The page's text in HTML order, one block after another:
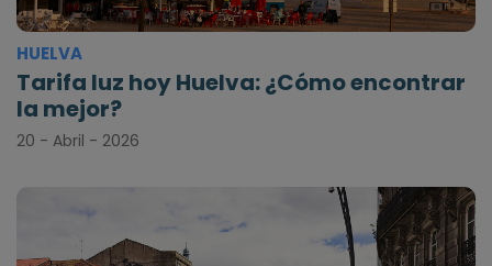
HUELVA
Tarifa luz hoy Huelva: ¿Cómo encontrar
la mejor?
20 - Abril - 2026